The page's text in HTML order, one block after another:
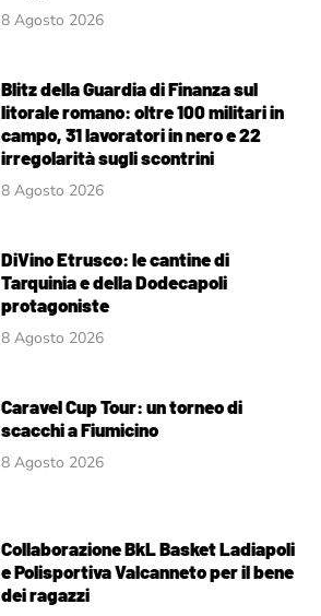
8 Agosto 2026
Blitz della Guardia di Finanza sul
litorale romano: oltre 100 militari in
campo, 31 lavoratori in nero e 22
irregolarità sugli scontrini
8 Agosto 2026
DiVino Etrusco: le cantine di
Tarquinia e della Dodecapoli
protagoniste
8 Agosto 2026
Caravel Cup Tour: un torneo di
scacchi a Fiumicino
8 Agosto 2026
Collaborazione BkL Basket Ladiapoli
e Polisportiva Valcanneto per il bene
dei ragazzi